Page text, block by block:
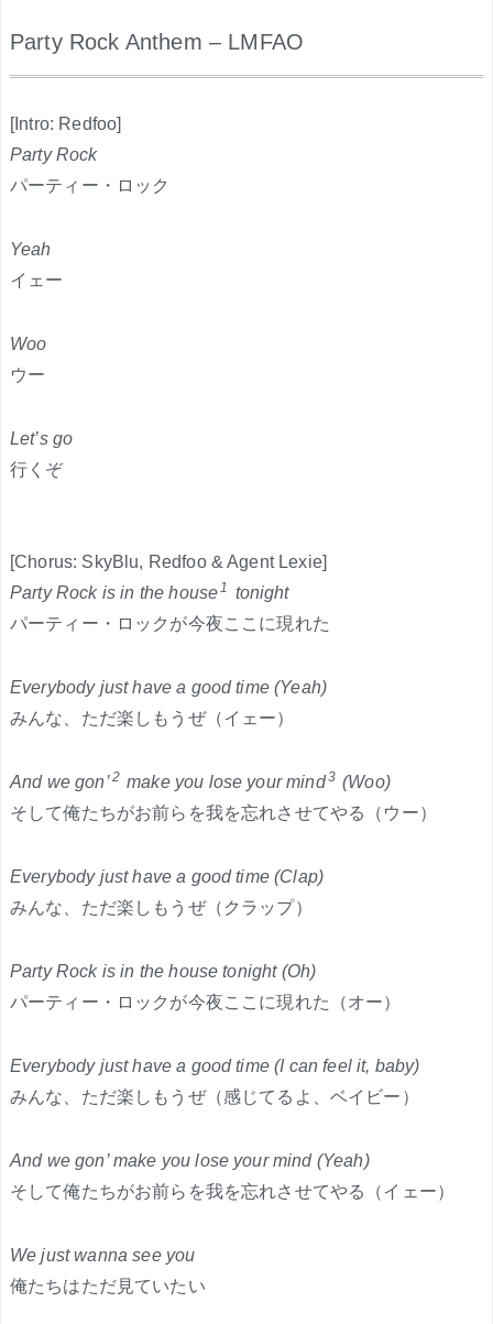
Party Rock Anthem – LMFAO
[Intro: Redfoo]
Party Rock
パーティー・ロック
Yeah
イェー
Woo
ウー
Let’s go
行くぞ
[Chorus: SkyBlu, Redfoo & Agent Lexie]
Party Rock is in the house1 tonight
パーティー・ロックが今夜ここに現れた
Everybody just have a good time (Yeah)
みんな、ただ楽しもうぜ（イェー）
And we gon’2 make you lose your mind3 (Woo)
そして俺たちがお前らを我を忘れさせてやる（ウー）
Everybody just have a good time (Clap)
みんな、ただ楽しもうぜ（クラップ）
Party Rock is in the house tonight (Oh)
パーティー・ロックが今夜ここに現れた（オー）
Everybody just have a good time (I can feel it, baby)
みんな、ただ楽しもうぜ（感じてるよ、ベイビー）
And we gon’ make you lose your mind (Yeah)
そして俺たちがお前らを我を忘れさせてやる（イェー）
We just wanna see you
俺たちはただ見ていたい